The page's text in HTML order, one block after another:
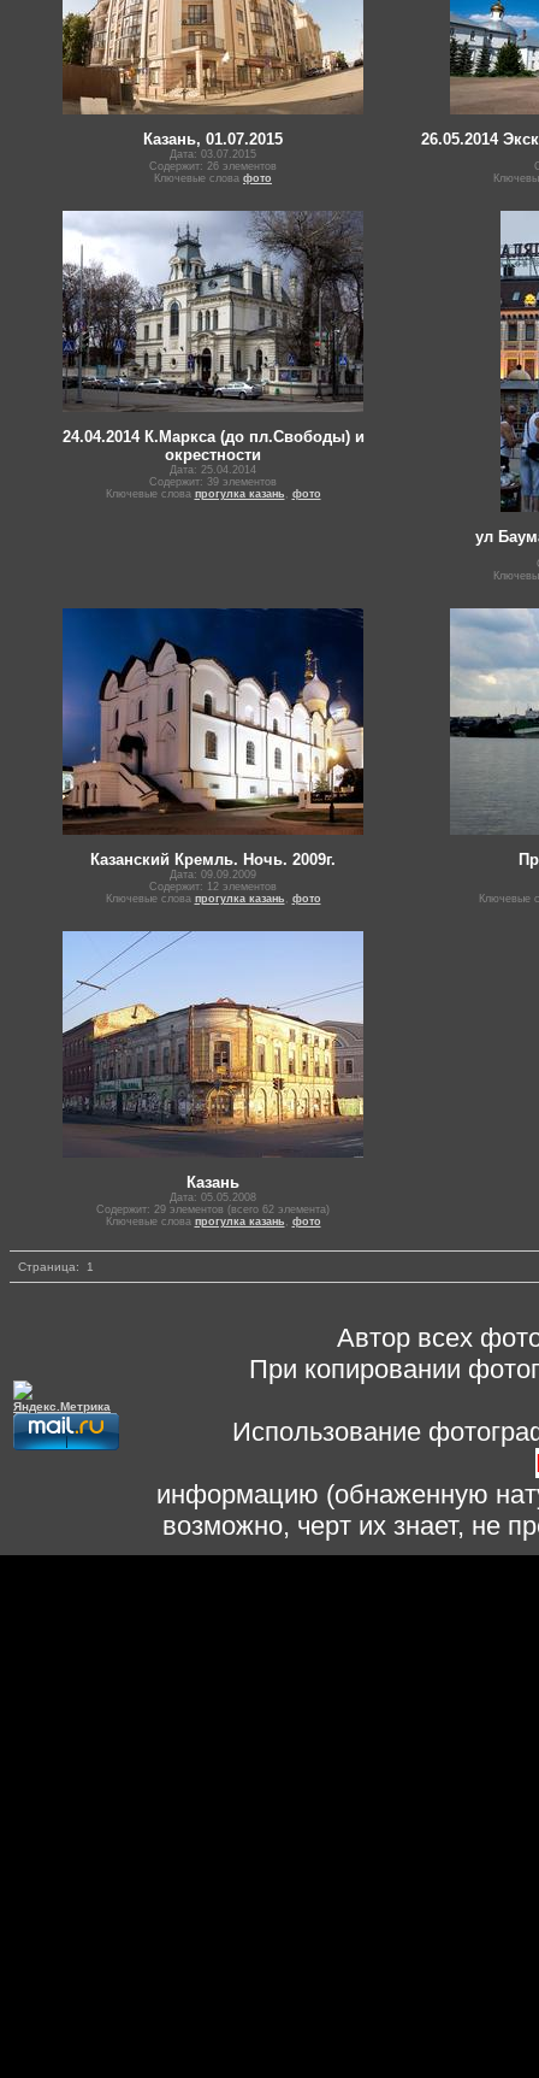
Казань, 01.07.2015
Дата: 03.07.2015
Содержит: 26 элементов
Ключевые слова фото
26.05.2014
24.04.2014 К.Маркса (до пл.Свободы) и
окрестности
Дата: 25.04.2014
Содержит: 39 элементов
Ключевые слова прогулка казань , фото
ул
Казанский Кремль. Ночь. 2009г.
Дата: 09.09.2009
Содержит: 12 элементов
Ключевые слова прогулка казань , фото Ключевые
Казань
Дата: 05.05.2008
Содержит: 29 элементов (всего 62 элемента)
Ключевые слова прогулка казань , фото
Страница: 1
Автор всех
При копировании
Использование
информацию (обнаженную
возможно, черт их знает, не